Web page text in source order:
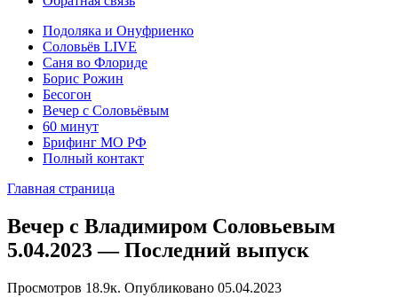
Подоляка и Онуфриенко
Соловьёв LIVE
Саня во Флориде
Борис Рожин
Бесогон
Вечер с Соловьёвым
60 минут
Брифинг МО РФ
Полный контакт
Главная страница
Вечер с Владимиром Соловьевым
5.04.2023 — Последний выпуск
Просмотров 18.9к. Опубликовано 05.04.2023